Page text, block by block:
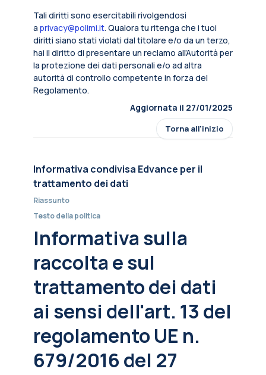
Tali diritti sono esercitabili rivolgendosi
a privacy@polimi.it. Qualora tu ritenga che i tuoi
diritti siano stati violati dal titolare e/o da un terzo,
hai il diritto di presentare un reclamo all’Autorità per
la protezione dei dati personali e/o ad altra
autorità di controllo competente in forza del
Regolamento.
Aggiornata il 27/01/2025
Torna all'inizio
Informativa condivisa Edvance per il
trattamento dei dati
Riassunto
Testo della politica
Informativa sulla
raccolta e sul
trattamento dei dati
ai sensi dell'art. 13 del
regolamento UE n.
679/2016 del 27